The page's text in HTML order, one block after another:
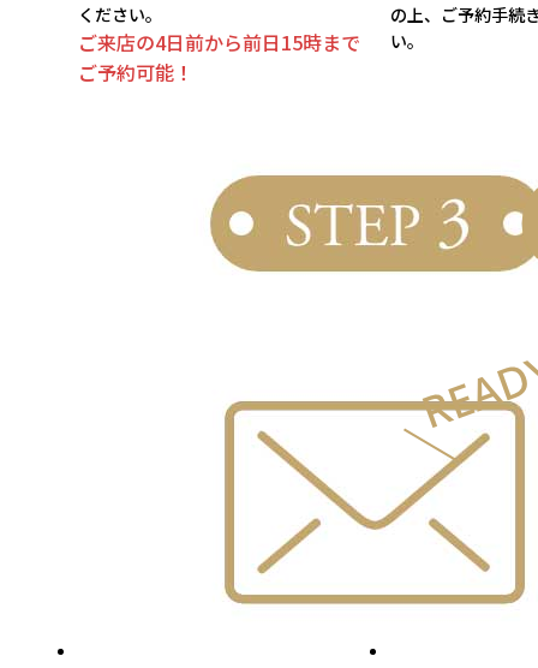
ください。
ご来店の4日前から前日15時まで
ご予約可能！
の上、ご予約手続
い。